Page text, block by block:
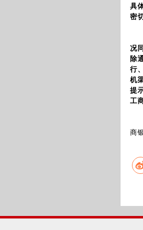
具
密
本
况
除
行
机
提
工
如
商